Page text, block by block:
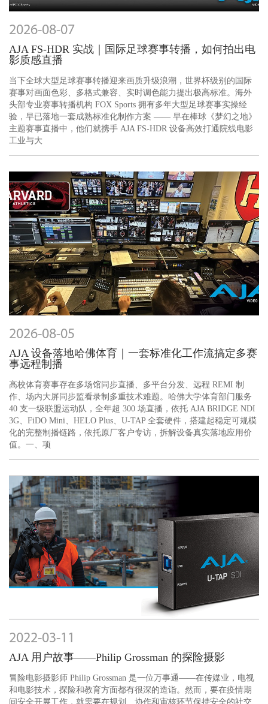
2026-08-07
AJA FS-HDR 实战｜国际足球赛事转播，如何拍出电
影质感直播
当下全球大型足球赛事转播迎来画质升级浪潮，世界杯级别的国际
赛事对画面色彩、多格式兼容、实时调色能力提出极高标准。海外
头部专业赛事转播机构 FOX Sports 拥有多年大型足球赛事实操经
验，早已落地一套成熟标准化制作方案 —— 早在棒球《梦幻之地》
主题赛事直播中，他们就携手 AJA FS-HDR 设备高效打通院线电影
工业与大
2026-08-05
AJA 设备落地哈佛体育｜一套标准化工作流搞定多赛
事远程制播
高校体育赛事存在多场馆同步直播、多平台分发、远程 REMI 制
作、场内大屏同步监看录制多重技术难题。哈佛大学体育部门服务
40 支一级联盟运动队，全年超 300 场直播，依托 AJA BRIDGE NDI
3G、FiDO Mini、HELO Plus、U-TAP 全套硬件，搭建起稳定可规模
化的完整制播链路，依托原厂客户专访，拆解设备真实落地应用价
值。一、项
2022-03-11
AJA 用户故事——Philip Grossman 的探险摄影
冒险电影摄影师 Philip Grossman 是一位万事通——在传媒业，电视
和电影技术，探险和教育方面都有很深的造诣。然而，要在疫情期
间安全开展工作，就需要在规划、协作和审核环节保持安全的社交